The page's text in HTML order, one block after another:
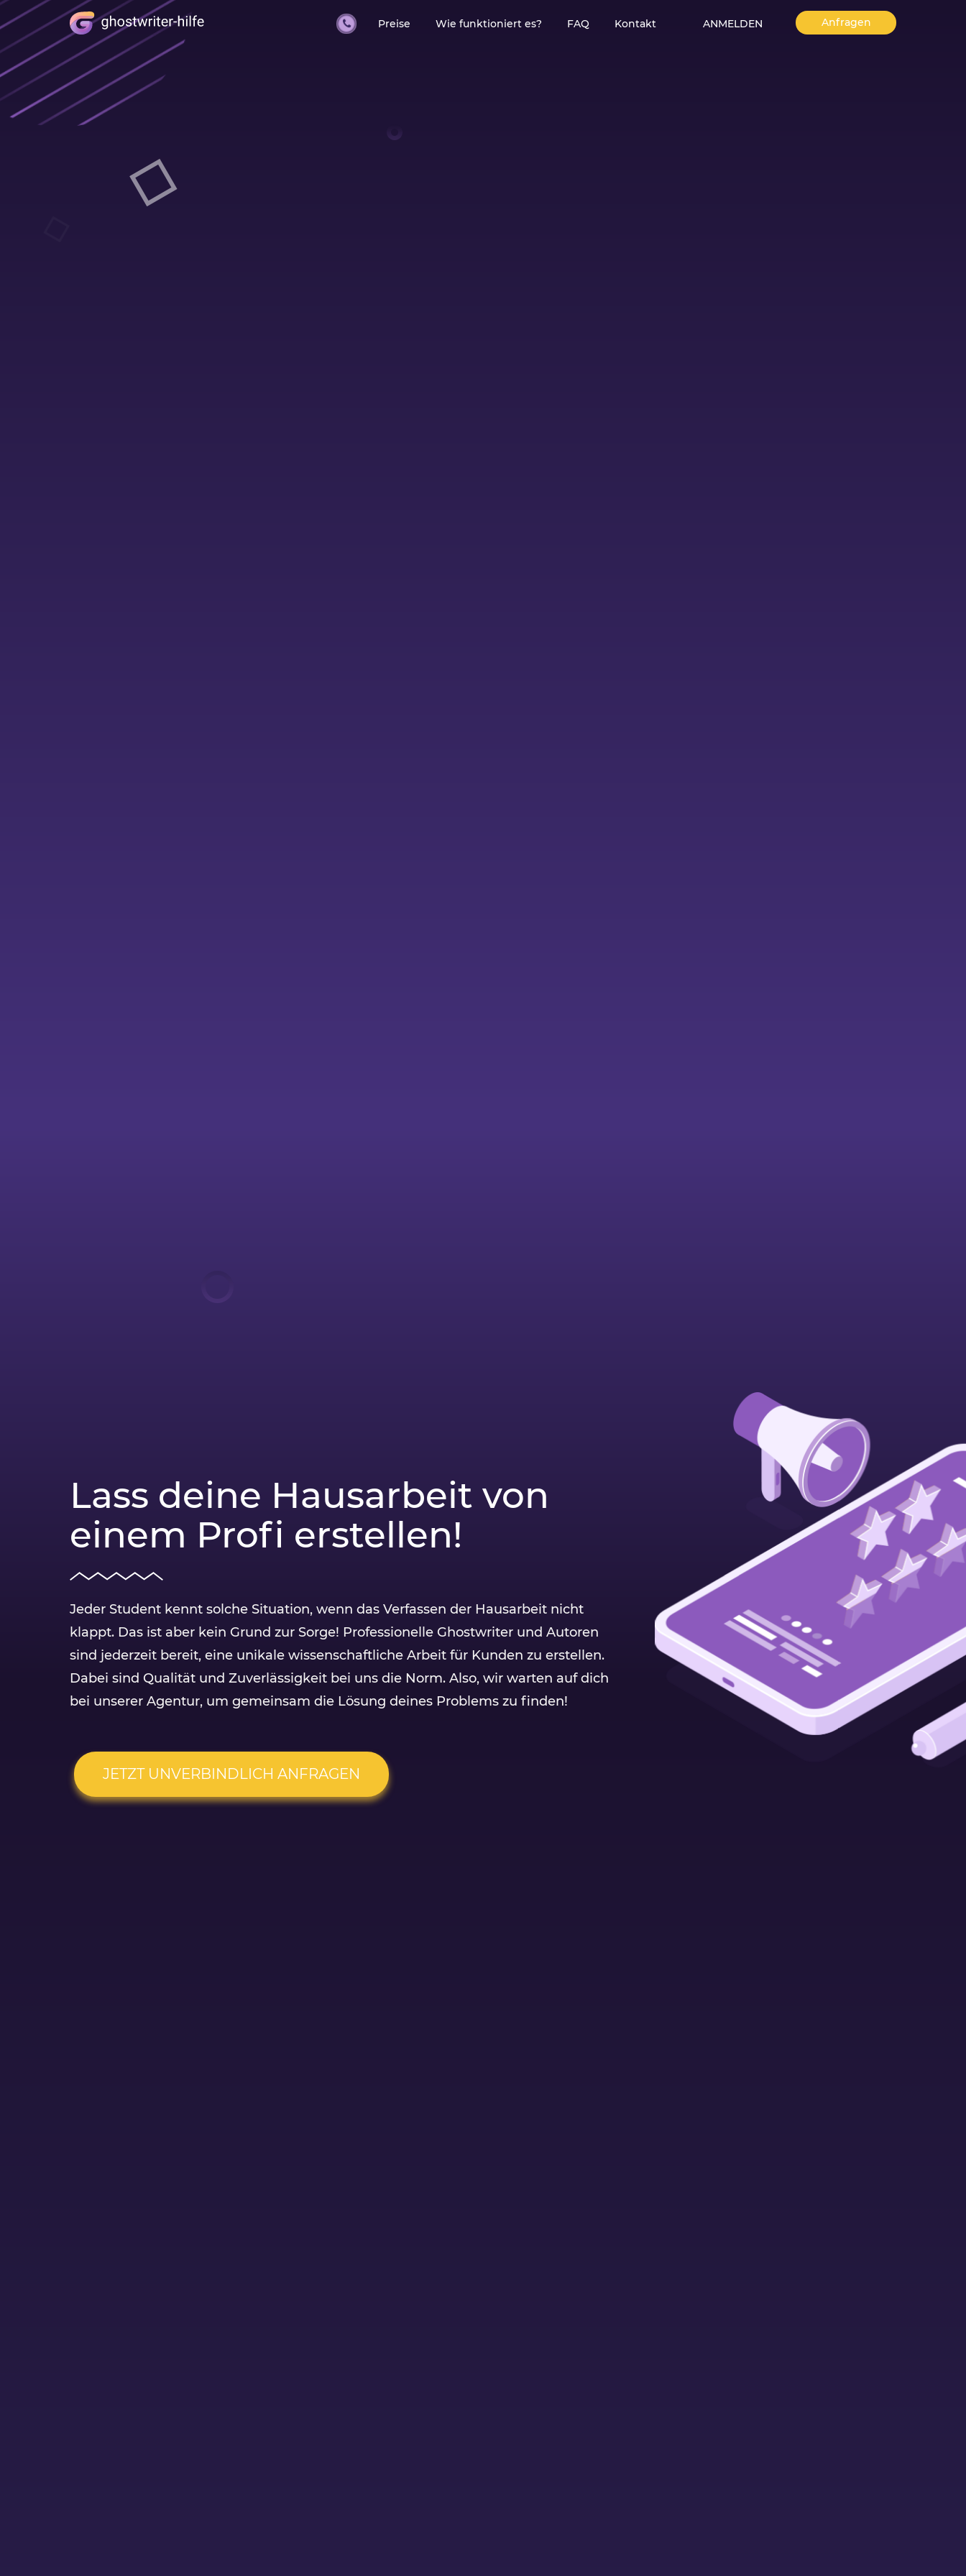
Preise Wie funktioniert es? FAQ Kontakt ANMELDEN Anfragen
Lass deine Hausarbeit von
einem Profi erstellen!
Jeder Student kennt solche Situation, wenn das Verfassen der Hausarbeit nicht
klappt. Das ist aber kein Grund zur Sorge! Professionelle Ghostwriter und Autoren
sind jederzeit bereit, eine unikale wissenschaftliche Arbeit für Kunden zu erstellen.
Dabei sind Qualität und Zuverlässigkeit bei uns die Norm. Also, wir warten auf dich
bei unserer Agentur, um gemeinsam die Lösung deines Problems zu finden!
JETZT UNVERBINDLICH ANFRAGEN